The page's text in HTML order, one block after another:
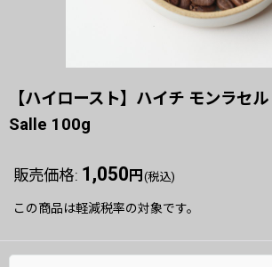
【ハイロースト】ハイチ モンラセ
Salle 100g
販売価格: 1,050 円 (税込)
この商品は軽減税率の対象です。